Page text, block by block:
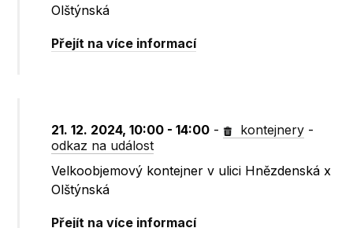
Olštýnská
Přejít na více informací
21. 12. 2024, 10:00 - 14:00 - kontejnery -
odkaz na událost
Velkoobjemový kontejner v ulici Hnězdenská x
Olštýnská
Přejít na více informací